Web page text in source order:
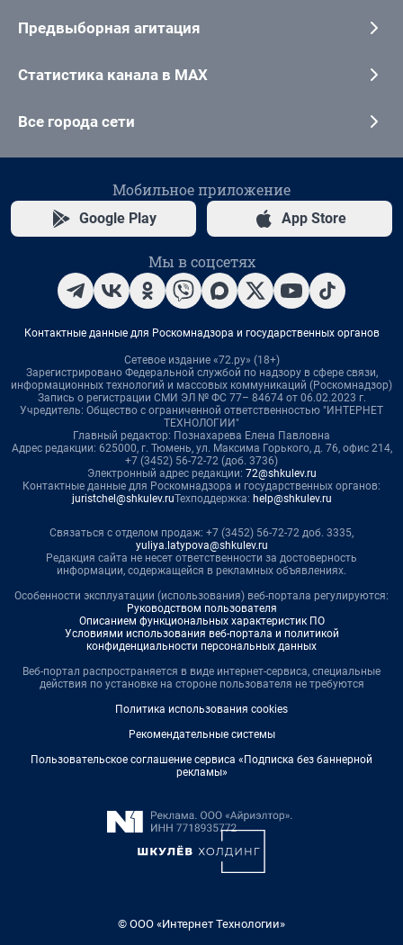
Предвыборная агитация
Статистика канала в MAX
Все города сети
Мобильное приложение
Google Play App Store
Мы в соцсетях
Контактные данные для Роскомнадзора и государственных органов
Сетевое издание «72.ру» (18+)
Зарегистрировано Федеральной службой по надзору в сфере связи,
информационных технологий и массовых коммуникаций (Роскомнадзор)
Запись о регистрации СМИ ЭЛ № ФС 77– 84674 от 06.02.2023 г.
Учредитель: Общество с ограниченной ответственностью "ИНТЕРНЕТ
ТЕХНОЛОГИИ"
Главный редактор: Познахарева Елена Павловна
Адрес редакции: 625000, г. Тюмень, ул. Максима Горького, д. 76, офис 214,
+7 (3452) 56-72-72 (доб. 3736)
Электронный адрес редакции: 72@shkulev.ru
Контактные данные для Роскомнадзора и государственных органов:
juristchel@shkulev.ruТехподдержка: help@shkulev.ru
Связаться с отделом продаж: +7 (3452) 56-72-72 доб. 3335,
yuliya.latypova@shkulev.ru
Редакция сайта не несет ответственности за достоверность
информации, содержащейся в рекламных объявлениях.
Особенности эксплуатации (использования) веб-портала регулируются:
Руководством пользователя
Описанием функциональных характеристик ПО
Условиями использования веб-портала и политикой
конфиденциальности персональных данных
Веб-портал распространяется в виде интернет-сервиса, специальные
действия по установке на стороне пользователя не требуются
Политика использования cookies
Рекомендательные системы
Пользовательское соглашение сервиса «Подписка без баннерной
рекламы»
© ООО «Интернет Технологии»